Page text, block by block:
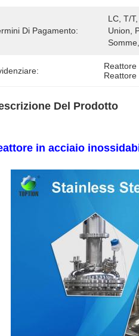
Di Pagamento:
LC, T/
Union,
Del Prodotto
in acciaio